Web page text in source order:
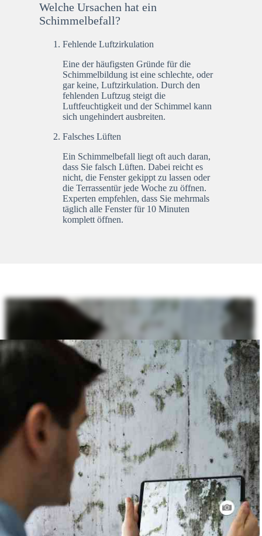
Welche Ursachen hat ein
Schimmelbefall?
Fehlende Luftzirkulation
Eine der häufigsten Gründe für die
Schimmelbildung ist eine schlechte, oder
gar keine, Luftzirkulation. Durch den
fehlenden Luftzug steigt die
Luftfeuchtigkeit und der Schimmel kann
sich ungehindert ausbreiten.
Falsches Lüften
Ein Schimmelbefall liegt oft auch daran,
dass Sie falsch Lüften. Dabei reicht es
nicht, die Fenster gekippt zu lassen oder
die Terrassentür jede Woche zu öffnen.
Experten empfehlen, dass Sie mehrmals
täglich alle Fenster für 10 Minuten
komplett öffnen.